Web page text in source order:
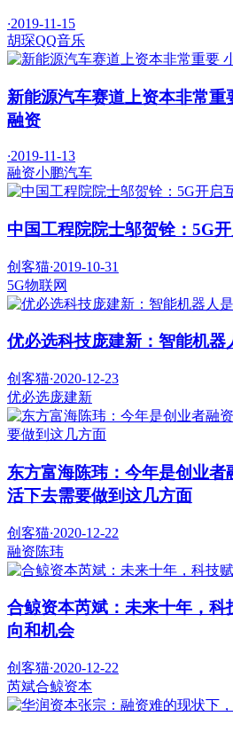
·2019-11-15
胡琛QQ音乐
新能源汽车赛道上资本非常重
融资
·2019-11-13
融资小鹏汽车
中国工程院院士邬贺铨：5G
创客猫·2019-10-31
5G物联网
优必选科技庞建新：智能机器
创客猫·2020-12-23
优必选庞建新
东方富海陈玮：今年是创业者
活下去需要做到这几方面
创客猫·2020-12-22
融资陈玮
合鲸资本芮斌：未来十年，科
向和机会
创客猫·2020-12-22
芮斌合鲸资本